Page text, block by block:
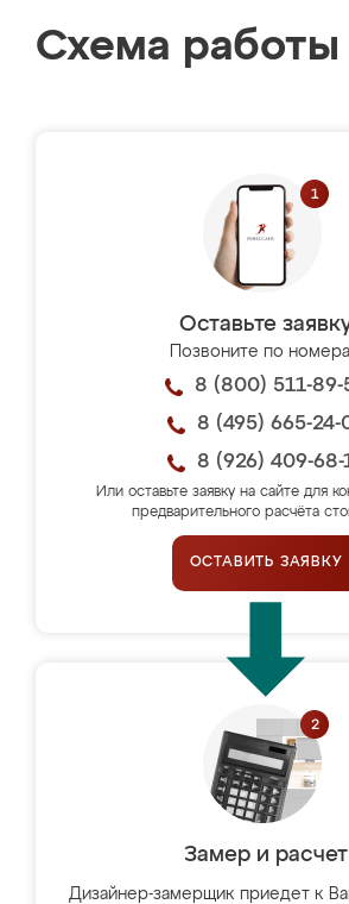
Схема работы
Оставьте
Позвоните по
8 (800) 511-89-
8 (495) 665-24-
8 (926) 409-68-
Или оставьте заявку на сайте для
предварительного расчёта
ОСТАВИТЬ ЗАЯВКУ
Замер и расчет
Дизайнер-замерщик приедет к